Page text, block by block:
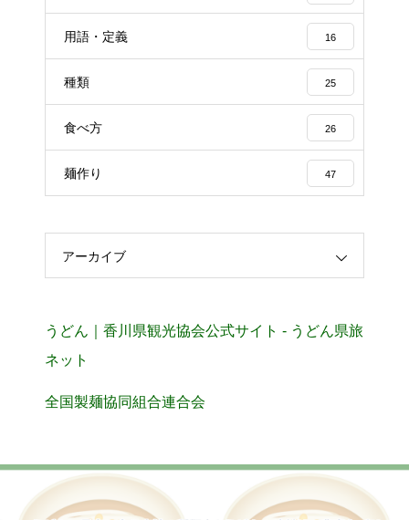
用語・定義 16
種類 25
食べ方 26
麺作り 47
アーカイブ
うどん｜香川県観光協会公式サイト - うどん県旅
ネット
全国製麺協同組合連合会